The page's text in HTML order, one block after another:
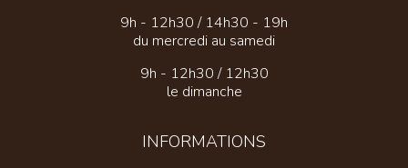
9h - 12h30 / 14h30 - 19h
du mercredi au samedi
9h - 12h30 / 12h30
le dimanche
INFORMATIONS